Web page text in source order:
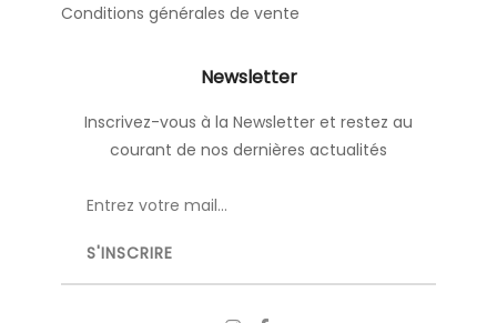
Conditions générales de vente
Newsletter
Inscrivez-vous à la Newsletter et restez au
courant de nos dernières actualités